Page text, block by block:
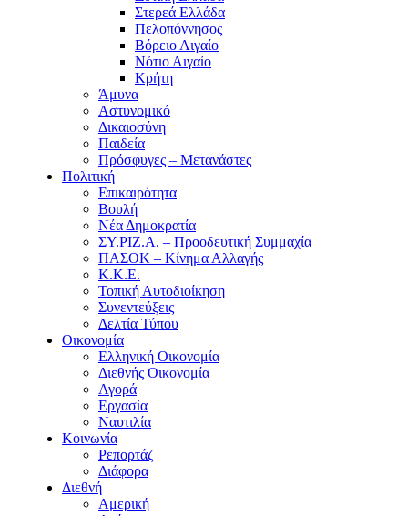
Στερεά Ελλάδα
Πελοπόννησος
Βόρειο Αιγαίο
Νότιο Αιγαίο
Κρήτη
Άμυνα
Αστυνομικό
Δικαιοσύνη
Παιδεία
Πρόσφυγες – Μετανάστες
Πολιτική
Επικαιρότητα
Βουλή
Νέα Δημοκρατία
ΣΥ.ΡΙΖ.Α. – Προοδευτική Συμμαχία
ΠΑΣΟΚ – Κίνημα Αλλαγής
Κ.Κ.Ε.
Τοπική Αυτοδιοίκηση
Συνεντεύξεις
Δελτία Τύπου
Οικονομία
Ελληνική Οικονομία
Διεθνής Οικονομία
Αγορά
Εργασία
Ναυτιλία
Κοινωνία
Ρεπορτάζ
Διάφορα
Διεθνή
Αμερική